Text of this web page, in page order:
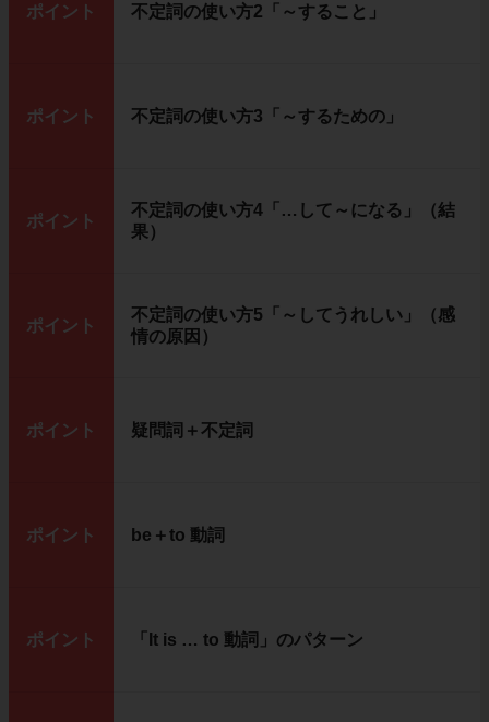
ポイント 不定詞の使い方2「～すること」
ポイント 不定詞の使い方3「～するための」
ポイント
不定詞の使い方4「…して～になる」（結
果）
ポイント
不定詞の使い方5「～してうれしい」（感
情の原因）
ポイント 疑問詞＋不定詞
ポイント be＋to 動詞
ポイント 「It is … to 動詞」のパターン